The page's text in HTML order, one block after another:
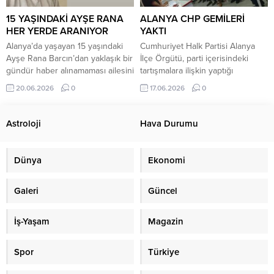
katıldığı uluslararası Avrupa ve
Latin Amerika dans programı
yarışmalarında...
güçlendirme çalışmaları, yangın
kapılarının yenilenmesi ve çeşitli
tadilatların...
15 YAŞINDAKİ AYŞE RANA
HER YERDE ARANIYOR
Alanya’da yaşayan 15 yaşındaki
Ayşe Rana Barcın’dan yaklaşık bir
gündür haber alınamaması ailesini
ve yakınlarını endişeye sevk etti.
Edinilen bilgilere göre Kadıpaşa
eden Ayşe Rana Barcın, 19
Haziran Cuma günü saat 12.00
evden ayrıldı. Ancak genç kız,
aradan geçen uzun süreye
20.06.2026 0
ALANYA CHP GEMİLERİ
YAKTI
Cumhuriyet Halk Partisi Alanya
İlçe Örgütü, parti içerisindeki
tartışmalara ilişkin yaptığı
açıklamayla tavrını net bir şekilde
ortaya koydu. İl delegeleriyle
ardından yapılan
değil, örgütün ve üyelerin
tarafından yapılan açıklamada,
önümüzdeki döneme...
17.06.2026 0
Astroloji Hava Durumu
Dünya Ekonomi
Galeri Güncel
İş-Yaşam Magazin
Spor Türkiye